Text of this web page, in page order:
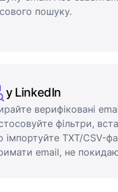
пошуку.
у LinkedIn
верифіковані
фільтри,
імпортуйте TXT/CSV-
email, не